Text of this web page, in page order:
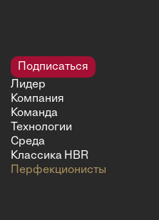
Подписаться
Лидер
Компания
Команда
Технологии
Среда
Классика HBR
Перфекционисты